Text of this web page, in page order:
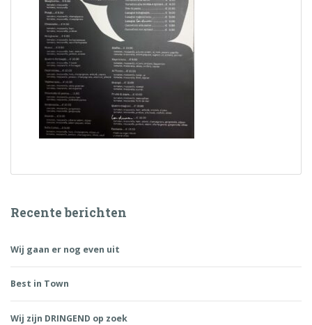
Recente berichten
Wij gaan er nog even uit
Best in Town
Wij zijn DRINGEND op zoek